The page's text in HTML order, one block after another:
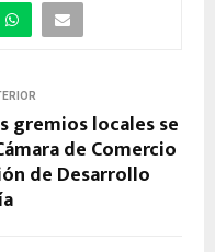
gremios locales se
de Comercio
de Desarrollo